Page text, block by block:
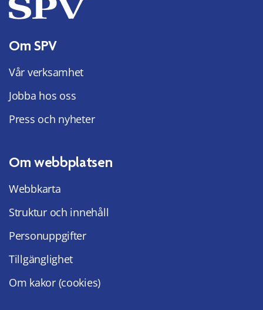
Om SPV
Vår verksamhet
Jobba hos oss
Press och nyheter
Om webbplatsen
Webbkarta
Struktur och innehåll
Personuppgifter
Tillgänglighet
Om kakor (cookies)